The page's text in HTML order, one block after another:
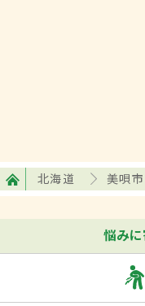
北海道 美唄市
悩み